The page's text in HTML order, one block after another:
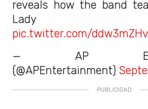
reveals how the band
Lady
pic.twitter.com/
— AP
(@APEntertainment)